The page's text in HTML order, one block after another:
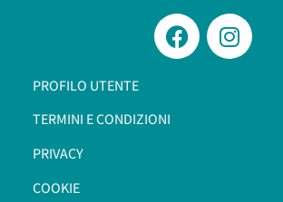
PROFILO UTENTE
TERMINI E CONDIZIONI
PRIVACY
COOKIE